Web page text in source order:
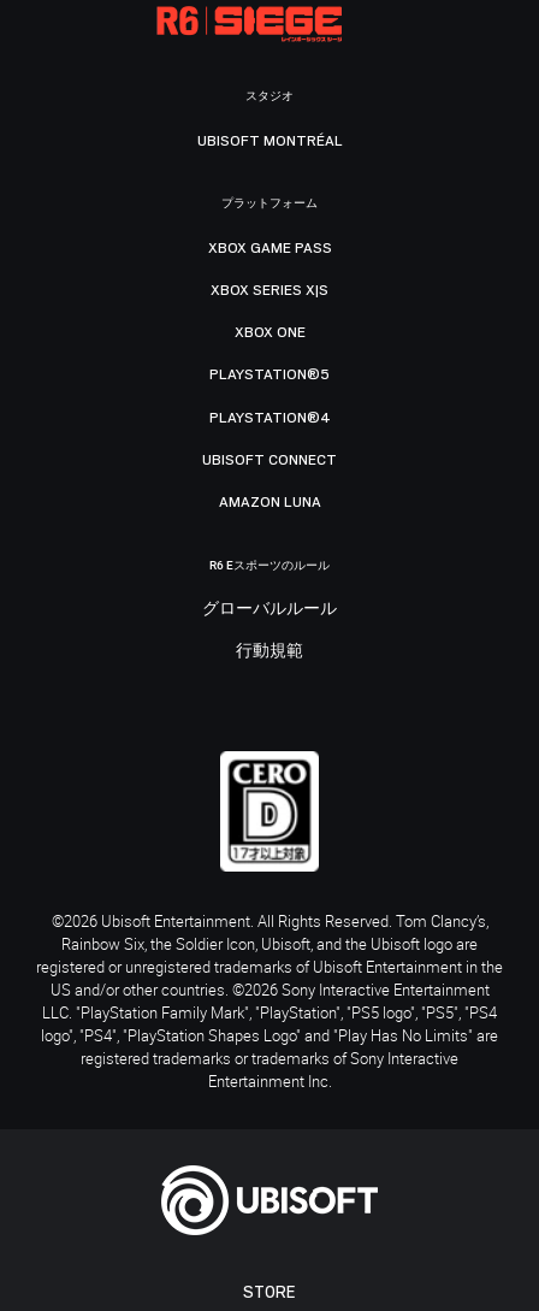
STORE
スタジオ
UBISOFT MONTRÉAL
プラットフォーム
XBOX GAME PASS
XBOX SERIES X|S
XBOX ONE
PLAYSTATION®5
PLAYSTATION®4
UBISOFT CONNECT
AMAZON LUNA
R6 Eスポーツのルール
グローバルルール
行動規範
©2026 Ubisoft Entertainment. All Rights Reserved. Tom Clancy’s,
Rainbow Six, the Soldier Icon, Ubisoft, and the Ubisoft logo are
registered or unregistered trademarks of Ubisoft Entertainment in the
US and/or other countries. ©2026 Sony Interactive Entertainment
LLC. "PlayStation Family Mark", "PlayStation", "PS5 logo", "PS5", "PS4
logo", "PS4", "PlayStation Shapes Logo" and "Play Has No Limits" are
registered trademarks or trademarks of Sony Interactive
Entertainment Inc.